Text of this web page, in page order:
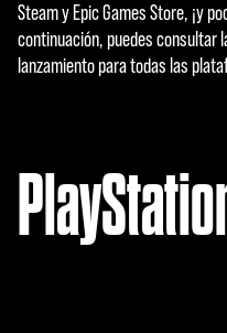
Steam y Epic Games Store, ¡y
continuación, puedes consultar
lanzamiento para todas las